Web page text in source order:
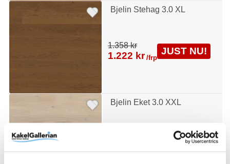
Bjelin Stehag 3.0 XL
Bjelin Eket 3.0 XXL
1.358 kr
1.222 kr /frp
JUST NU!
/frp
JUST NU!